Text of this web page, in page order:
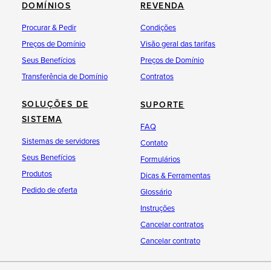
DOMÍNIOS
Procurar & Pedir
Preços de Domínio
Seus Benefícios
Transferência de Domínio
REVENDA
Condições
Visão geral das tarifas
Preços de Domínio
Contratos
SOLUÇÕES DE
SISTEMA
Sistemas de servidores
Seus Benefícios
Produtos
Pedido de oferta
SUPORTE
FAQ
Contato
Formulários
Dicas & Ferramentas
Glossário
Instruções
Cancelar contratos
Cancelar contrato